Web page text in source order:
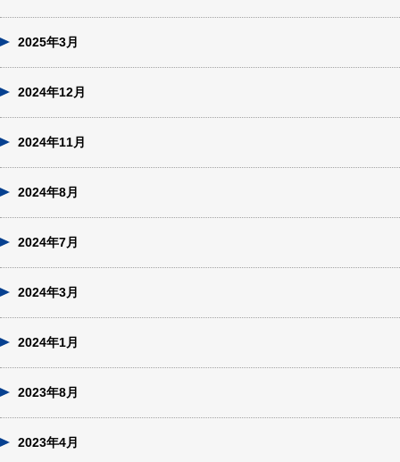
2025年3月
2024年12月
2024年11月
2024年8月
2024年7月
2024年3月
2024年1月
2023年8月
2023年4月